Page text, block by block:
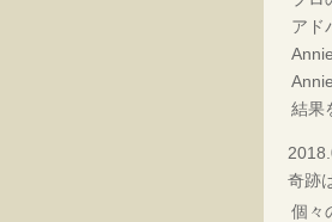
アド
結果
奇跡
個々